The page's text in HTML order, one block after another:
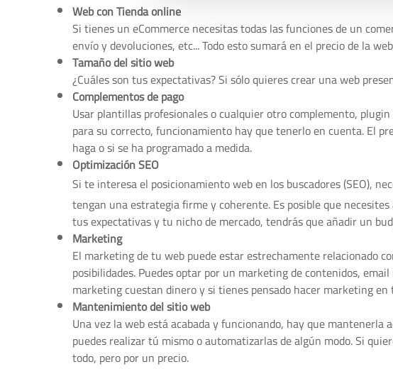
Web con Tienda online
Si tienes un eCommerce necesitas todas las funciones de un
envío y devoluciones, etc... Todo esto sumará en el precio de la
Tamaño del sitio web
¿Cuáles son tus expectativas? Si sólo quieres crear una web
Complementos de pago
Usar plantillas profesionales o cualquier otro complemento,
para su correcto, funcionamiento hay que tenerlo en cuenta. El
haga o si se ha programado a medida.
Optimización SEO
Si te interesa el posicionamiento web en los buscadores (SEO),
tengan una estrategia firme y coherente. Es posible que
tus expectativas y tu nicho de mercado, tendrás que añadir un
Marketing
El marketing de tu web puede estar estrechamente relacionado
posibilidades. Puedes optar por un marketing de contenidos,
marketing cuestan dinero y si tienes pensado hacer marketing
Mantenimiento del sitio web
Una vez la web está acabada y funcionando, hay que mantenerla
puedes realizar tú mismo o automatizarlas de algún modo. Si
todo, pero por un precio.